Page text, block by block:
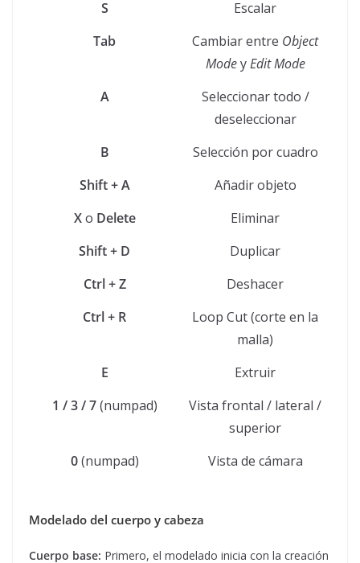
S
Escalar
Tab
Cambiar entre Object
ModeyEdit Mode
A
Seleccionar todo /
deseleccionar
B
Selección por cuadro
Shift + A
Añadir objeto
Xo Delete
Eliminar
Shift + D
Duplicar
Ctrl + Z
Deshacer
Ctrl + R
Loop Cut (corte en la
malla)
E
Extruir
1 / 3 / 7(numpad)
Vista frontal / lateral /
superior
0(numpad) Vista de cámara
Modelado del cuerpo y cabeza
Cuerpo base: Primero, el modelado inicia con la creación